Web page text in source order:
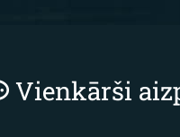
Vienkārši